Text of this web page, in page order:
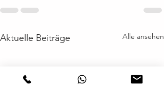
Aktuelle Beiträge Alle ansehen